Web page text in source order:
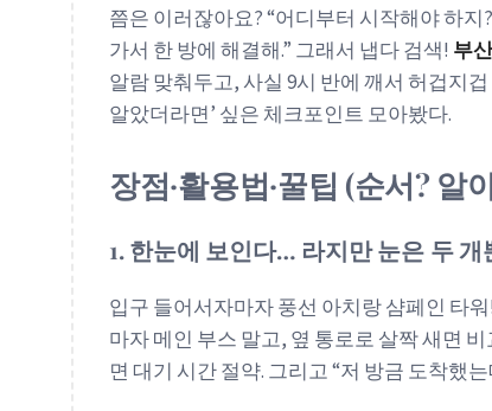
쯤은 이러잖아요? “어디부터 시작해야 하
가서 한 방에 해결해.” 그래서 냅다 검색! 부
알람 맞춰두고, 사실 9시 반에 깨서 허겁지겁
알았더라면’ 싶은 체크포인트 모아봤다.
장점·활용법·꿀팁 (순서? 알
1. 한눈에 보인다… 라지만 눈은 두 개
입구 들어서자마자 풍선 아치랑 샴페인 타
마자 메인 부스 말고, 옆 통로로 살짝 새면
면 대기 시간 절약. 그리고 “저 방금 도착했